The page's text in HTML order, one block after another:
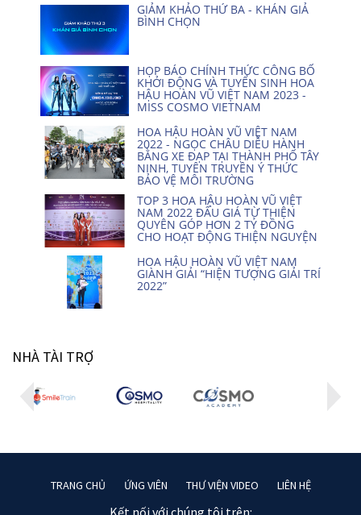
GIẢM KHẢO THỨ BA - KHÁN GIẢ
BÌNH CHỌN
HỌP BÁO CHÍNH THỨC CÔNG BỐ
KHỞI ĐỘNG VÀ TUYỂN SINH HOA
HẬU HOÀN VŨ VIỆT NAM 2023 -
MISS COSMO VIETNAM
HOA HẬU HOÀN VŨ VIỆT NAM
2022 - NGỌC CHÂU DIỄU HÀNH
BẰNG XE ĐẠP TẠI THÀNH PHỐ TÂY
NINH, TUYÊN TRUYỀN Ý THỨC
BẢO VỆ MÔI TRƯỜNG
TOP 3 HOA HẬU HOÀN VŨ VIỆT
NAM 2022 ĐẤU GIÁ TỪ THIỆN
QUYÊN GÓP HƠN 2 TỶ ĐỒNG
CHO HOẠT ĐỘNG THIỆN NGUYỆN
HOA HẬU HOÀN VŨ VIỆT NAM
GIÀNH GIẢI “HIỆN TƯỢNG GIẢI TRÍ
2022”
NHÀ TÀI TRỢ
TRANG CHỦ ỨNG VIÊN THƯ VIỆN VIDEO LIÊN HỆ
Kết nối với chúng tôi trên: